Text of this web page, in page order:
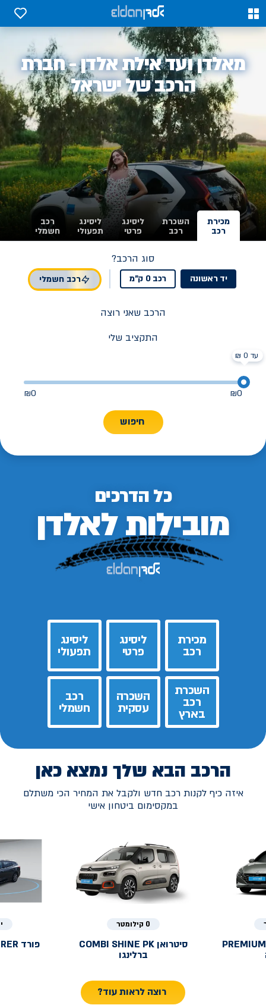
0
0
אלדן
מאלדן ועד אילת אלדן - חברת
הרכב של ישראל
מכירת
רכב
השכרת
רכב
ליסינג
פרטי
ליסינג
תפעולי
רכב
חשמלי
סוג הרכב?
יד ראשונה רכב 0 ק"מ רכב חשמלי
הרכב שאני רוצה
התקציב שלי
₪0
₪0
חיפוש
כל הדרכים
מובילות לאלדן
מכירת
רכב
ליסינג
פרטי
ליסינג
תפעולי
השכרת
רכב
בארץ
השכרה
עסקית
רכב
חשמלי
הרכב הבא שלך נמצא כאן
איזה כיף לקנות רכב חדש ולקבל את המחיר הכי משתלם
במקסימום ביטחון אישי
0 קילומטר
סיטרואן COMBI SHINE PK
ברלינגו
פורד
רוצה לראות עוד?
עד 0 ₪